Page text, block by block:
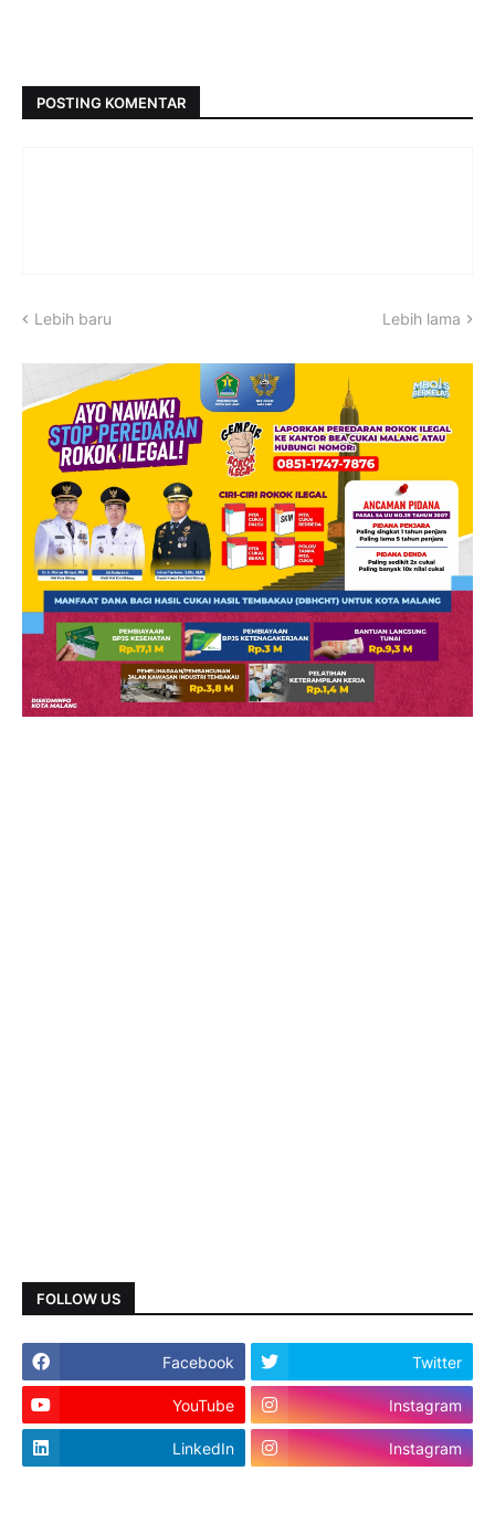
POSTING KOMENTAR
Lebih baru Lebih lama
FOLLOW US
Facebook Twitter
YouTube Instagram
LinkedIn Instagram